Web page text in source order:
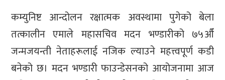
कम्युनिष्ट आन्दोलन रक्षात्मक अवस्थामा पुगेको बेला
तत्कालीन एमाले महासचिव मदन भण्डारीको ७५औँ
जन्मजयन्ती नेताहरूलाई नजिक ल्याउने महत्त्वपूर्ण कडी
बनेको छ। मदन भण्डारी फाउन्डेसनको आयोजनामा आज